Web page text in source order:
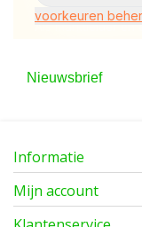
Nieuwsbrief
Informatie
Mijn account